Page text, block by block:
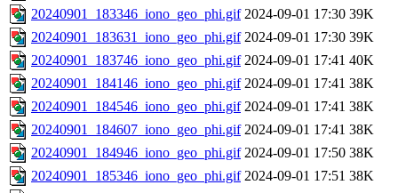
20240901_183346_iono_geo_phi.gif 2024-09-01 17:30 39K
20240901_183631_iono_geo_phi.gif 2024-09-01 17:30 39K
20240901_183746_iono_geo_phi.gif 2024-09-01 17:41 40K
20240901_184146_iono_geo_phi.gif 2024-09-01 17:41 38K
20240901_184546_iono_geo_phi.gif 2024-09-01 17:41 38K
20240901_184607_iono_geo_phi.gif 2024-09-01 17:41 38K
20240901_184946_iono_geo_phi.gif 2024-09-01 17:50 38K
20240901_185346_iono_geo_phi.gif 2024-09-01 17:51 38K